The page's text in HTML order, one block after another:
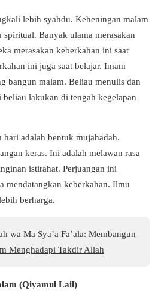
lebih syahdu. Keheningan malam
Banyak ulama merasakan
merasakan keberkahan ini saat
ini juga saat belajar. Imam
bangun malam. Beliau menulis dan
lakukan di tengah kegelapan
adalah bentuk mujahadah.
keras. Ini adalah melawan rasa
istirahat. Perjuangan ini
mendatangkan keberkahan. Ilmu
berharga.
wa Mā Syā’a Fa’ala: Membangun
Menghadapi Takdir Allah
(Qiyamul Lail)